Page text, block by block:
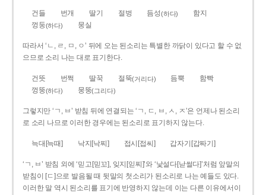
건들 번개 딸기 절벙 듬성(하다)
함지
껑둥(하다) 뭉실
따라서 ‘ㄴ, ㄹ, ㅁ, ㅇ’ 뒤에 오는 된소리는 특별한 까닭이 있다고 할 수 없
으므로 소리 나는 대로 표기한다.
건뜻 번쩍 딸꾹 절뚝(거리다) 듬뿍
함빡
껑뚱(하다) 뭉뚱(그리다)
그렇지만 ‘ㄱ, ㅂ’ 받침 뒤에 연결되는 ‘ㄱ, ㄷ, ㅂ, ㅅ, ㅈ’은 언제나 된소리
로 소리 나므로 이러한 경우에는 된소리로 표기하지 않는다.
늑대[늑때] 낙지[낙찌] 접시[접씨] 갑자기[갑짜기]
‘ㄱ, ㅂ’ 받침 외에 ‘믿고[믿꼬], 잊지[읻찌]’와 ‘낯설다[낟썰다]’처럼 앞말의
받침이 [ㄷ]으로 발음될 때 뒷말의 첫소리가 된소리로 나는 예들도 있다.
이러한 말 역시 된소리를 표기에 반영하지 않는데 이는 다른 이유에서이